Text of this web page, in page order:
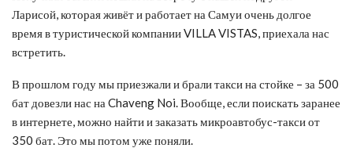
Ларисой, которая живёт и работает на Самуи очень долгое
время в туристической компании VILLA VISTAS, приехала нас
встретить.
В прошлом году мы приезжали и брали такси на стойке – за 500
бат довезли нас на Chaveng Noi. Вообще, если поискать заранее
в интернете, можно найти и заказать микроавтобус-такси от
350 бат. Это мы потом уже поняли.